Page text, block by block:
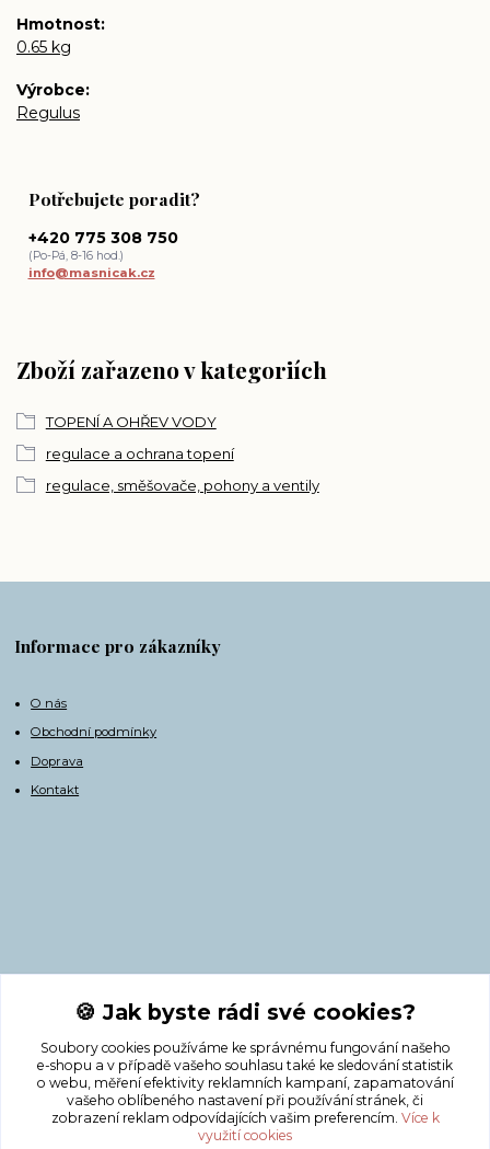
Hmotnost
0.65 kg
Výrobce
Regulus
Zboží zařazeno v kategoriích
TOPENÍ A OHŘEV VODY
regulace a ochrana topení
regulace, směšovače, pohony a ventily
Potřebujete poradit?
+420 775 308 750
(Po-Pá, 8-16 hod.)
info@masnicak.cz
Informace pro zákazníky
O nás
Obchodní podmínky
Doprava
Kontakt
Kontakty
+420 775 308 750
info@masnicak.cz
🍪 Jak byste rádi své cookies?
Soubory cookies používáme ke správnému fungování našeho
e-shopu a v případě vašeho souhlasu také ke sledování statistik
o webu, měření efektivity reklamních kampaní, zapamatování
vašeho oblíbeného nastavení při používání stránek, či
zobrazení reklam odpovídajících vašim preferencím. Více k
využití cookies